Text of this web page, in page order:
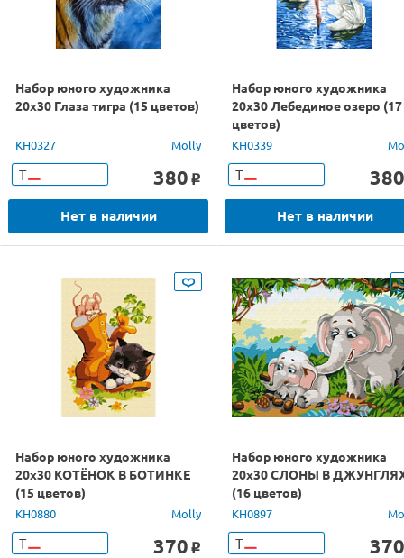
Набор юного художника
20х30 Глаза тигра (15 цветов)
KH0327 Molly
Т 380 o
Нет в наличии
Набор юного художника
20х30 Лебединое озеро (17
цветов)
KH0339
Т 380
Нет в наличии
Набор юного художника
20х30 КОТЁНОК В БОТИНКЕ
(15 цветов)
KH0880 Molly
Т 370 o
Набор юного художника
20х30 СЛОНЫ В
(16 цветов)
KH0897
Т 370